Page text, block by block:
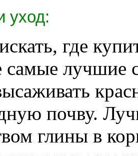
уход:
где
самые лучшие
почву.
глины в